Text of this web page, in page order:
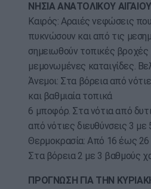
ΝΗΣΙΑ ΑΝΑΤΟΛΙΚΟΥ
Καιρός: Αραιές νεφώσεις
πυκνώσουν και από τις
σημειωθούν τοπικές βροχές
μεμονωμένες καταιγίδες.
Άνεμοι: Στα βόρεια από
και βαθμιαία τοπικά
6 μποφόρ. Στα νότια από
από νότιες διευθύνσεις 3
Θερμοκρασία: Από 16 έως 26
Στα βόρεια 2 με 3 βαθμούς
ΠΡΟΓΝΩΣΗ ΓΙΑ ΤΗΝ